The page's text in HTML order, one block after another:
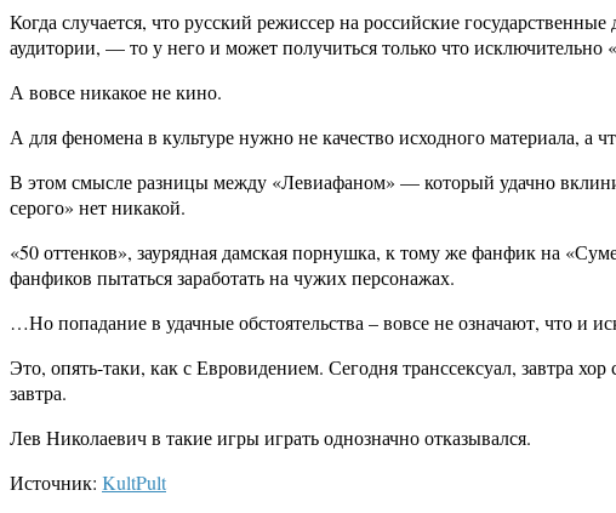
Когда случается, что русский режиссер на российские
аудитории, — то у него и может получиться только что исключительно
А вовсе никакое не кино.
А для феномена в культуре нужно не качество исходного материала, а
В этом смысле разницы между «Левиафаном» — который удачно
серого» нет никакой.
«50 оттенков», заурядная дамская порнушка, к тому же фанфик на
фанфиков пытаться заработать на чужих персонажах.
…Но попадание в удачные обстоятельства – вовсе не означают, что и
Это, опять-таки, как с Евровидением. Сегодня транссексуал, завтра
завтра.
Лев Николаевич в такие игры играть однозначно отказывался.
Источник: KultPult